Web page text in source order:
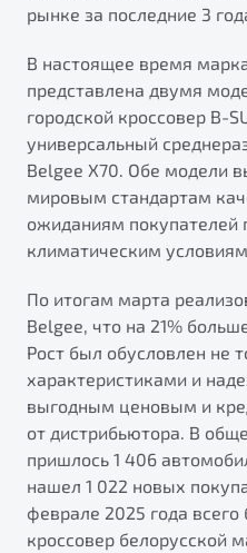
Элегантный и практичный
от 1 699 990 ₽*
Обзор В наличии
X70
Универсальный кроссовер
от 2 499 990 ₽*
В наличии
Узнайте о специальных
Подробно
Автомобили в
Тест-драйв
Автокредит
Будьте еще более
"Помощь на дорогах"
Преимущества
Запись на сервис
Калькулятор ТО
Клиентская
рынке за последние 3
В настоящее время
представлена двумя
городской кроссовер B-
универсальный
Belgee X70. Обе модели
мировым стандартам
ожиданиям покупателей
климатическим
По итогам марта
Belgee, что на 21%
Рост был обусловлен не
характеристиками и
выгодным ценовым и
от дистрибьютора. В
пришлось 1 406
нашел 1 022 новых
феврале 2025 года
кроссовер белорусской